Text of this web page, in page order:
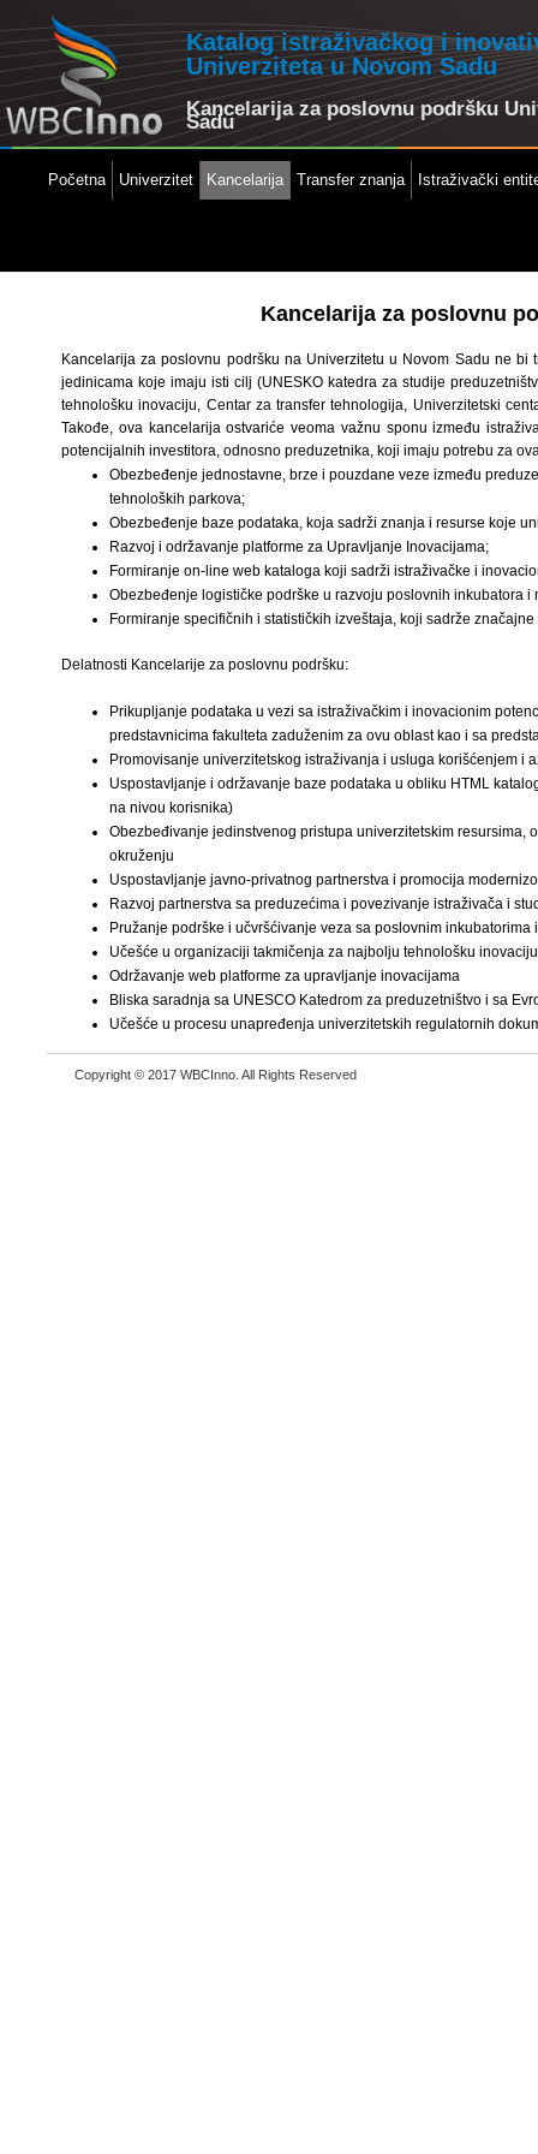
Katalog istraživačkog i
Univerziteta u Novom Sadu
Kancelarija za poslovnu podršku
Sadu
Početna Univerzitet Kancelarija Transfer znanja Istraživački
Kancelarija za poslovnu
Kancelarija za poslovnu podršku na Univerzitetu u Novom Sadu ne
jedinicama koje imaju isti cilj (UNESKO katedra za studije
tehnološku inovaciju, Centar za transfer tehnologija, Univerzitetski
Takođe, ova kancelarija ostvariće veoma važnu sponu između
potencijalnih investitora, odnosno preduzetnika, koji imaju potrebu za
Obezbeđenje jednostavne, brze i pouzdane veze između
tehnoloških parkova;
Obezbeđenje baze podataka, koja sadrži znanja i resurse koje
Razvoj i održavanje platforme za Upravljanje Inovacijama;
Formiranje on-line web kataloga koji sadrži istraživačke i
Obezbeđenje logističke podrške u razvoju poslovnih inkubatora
Formiranje specifičnih i statističkih izveštaja, koji sadrže
Delatnosti Kancelarije za poslovnu podršku:
Prikupljanje podataka u vezi sa istraživačkim i inovacionim
predstavnicima fakulteta zaduženim za ovu oblast kao i sa
Promovisanje univerzitetskog istraživanja i usluga korišćenjem
Uspostavljanje i održavanje baze podataka u obliku HTML
na nivou korisnika)
Obezbeđivanje jedinstvenog pristupa univerzitetskim resursima,
okruženju
Uspostavljanje javno-privatnog partnerstva i promocija
Razvoj partnerstva sa preduzećima i povezivanje istraživača i
Pružanje podrške i učvršćivanje veza sa poslovnim
Učešće u organizaciji takmičenja za najbolju tehnološku inovaciju
Održavanje web platforme za upravljanje inovacijama
Bliska saradnja sa UNESCO Katedrom za preduzetništvo i sa
Učešće u procesu unapređenja univerzitetskih regulatornih
Copyright © 2017 WBCInno. All Rights Reserved